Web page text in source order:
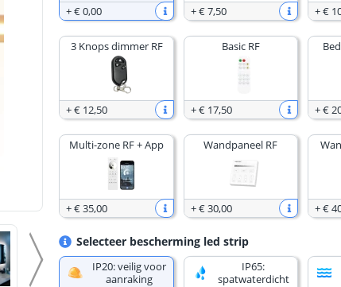
+€ 0,00 +€ 7,50 +€
3 Knops dimmer RF
+€ 12,50
Basic RF
+€ 17,50 +€
Multi-zone RF + App
+€ 35,00
Wandpaneel RF
+€ 30,00 +€
Selecteer bescherming led strip
IP20: veilig voor
aanraking
IP65:
spatwaterdicht